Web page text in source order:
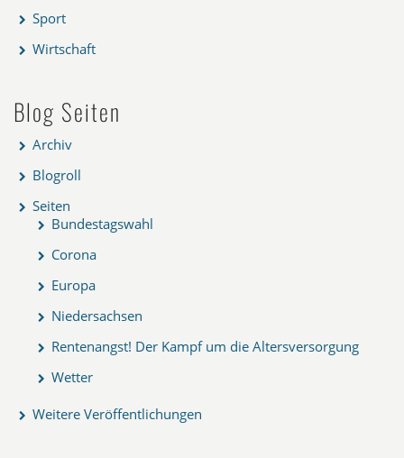
Sport
Wirtschaft
Blog Seiten
Archiv
Blogroll
Seiten
Bundestagswahl
Corona
Europa
Niedersachsen
Rentenangst! Der Kampf um die Altersversorgung
Wetter
Weitere Veröffentlichungen